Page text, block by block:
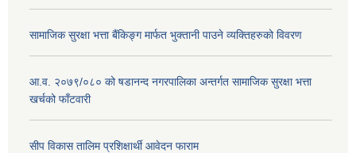
सामाजिक सुरक्षा भत्ता बैंकिङ्ग मार्फत भुक्तानी पाउने व्यक्तिहरुको विवरण
आ.व. २०७९/०८० को षडानन्द नगरपालिका अन्तर्गत सामाजिक सुरक्षा भत्ता
खर्चको फाँटवारी
सीप विकास तालिम प्रशिक्षार्थी आवेदन फाराम